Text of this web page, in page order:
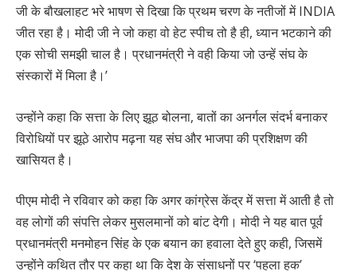
जी के बौखलाहट भरे भाषण से दिखा कि प्रथम चरण के नतीजों में INDIA
जीत रहा है। मोदी जी ने जो कहा वो हेट स्पीच तो है ही, ध्यान भटकाने की
एक सोची समझी चाल है। प्रधानमंत्री ने वही किया जो उन्हें संघ के
संस्कारों में मिला है।’
उन्होंने कहा कि सत्ता के लिए झूठ बोलना, बातों का अनर्गल संदर्भ बनाकर
विरोधियों पर झूठे आरोप मढ़ना यह संघ और भाजपा की प्रशिक्षण की
खासियत है।
पीएम मोदी ने रव‍िवार को कहा कि अगर कांग्रेस केंद्र में सत्ता में आती है तो
वह लोगों की संपत्ति लेकर मुसलमानों को बांट देगी। मोदी ने यह बात पूर्व
प्रधानमंत्री मनमोहन सिंह के एक बयान का हवाला देते हुए कही, जिसमें
उन्होंने कथित तौर पर कहा था कि देश के संसाधनों पर ‘पहला हक’